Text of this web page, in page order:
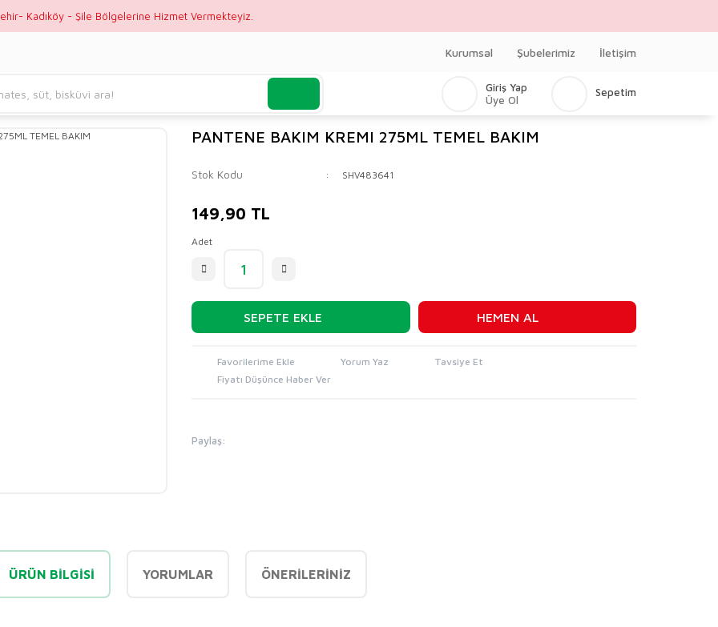
Kadıköy - Şile Bölgelerine Hizmet Vermekteyiz.
Kurumsal Şubelerimiz İletişim
Giriş Yap
Üye Ol
Sepetim
PANTENE BAKIM KREMI 275ML TEMEL BAKIM
Stok Kodu SHV483641
149,90 TL
Adet
SEPETE EKLE HEMEN AL
Yorum Yaz
Tavsiye Et
Fiyatı Düşünce Haber Ver
Paylaş:
ÜRÜN BILGISI YORUMLAR ÖNERILERINIZ